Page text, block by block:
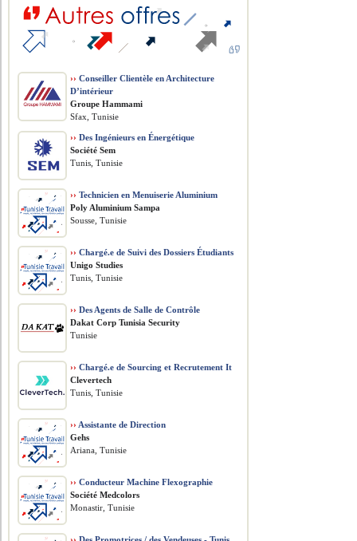
›› Conseiller Clientèle en Architecture
D’intérieur
Groupe Hammami
Sfax, Tunisie
›› Des Ingénieurs en Énergétique
Société Sem
Tunis, Tunisie
›› Technicien en Menuiserie Aluminium
Poly Aluminium Sampa
Sousse, Tunisie
›› Chargé.e de Suivi des Dossiers Étudiants
Unigo Studies
Tunis, Tunisie
›› Des Agents de Salle de Contrôle
Dakat Corp Tunisia Security
Tunisie
›› Chargé.e de Sourcing et Recrutement It
Clevertech
Tunis, Tunisie
›› Assistante de Direction
Gehs
Ariana, Tunisie
›› Conducteur Machine Flexographie
Société Medcolors
Monastir, Tunisie